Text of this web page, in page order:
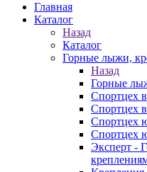
Главная
Каталог
Назад
Каталог
Горные лыжи,
Назад
Горные
Спортцех
Спортцех
Спортцех
Спортцех
Эксперт -